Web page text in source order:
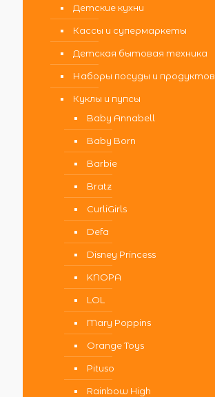
Детские кухни
Кассы и супермаркеты
Детская бытовая техника
Наборы посуды и продуктов
Куклы и пупсы
Baby Annabell
Baby Born
Barbie
Bratz
CurliGirls
Defa
Disney Princess
KNOPA
LOL
Mary Poppins
Orange Toys
Pituso
Rainbow High